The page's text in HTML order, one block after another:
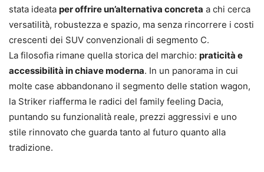
stata ideata per offrire un’alternativa concreta a chi cerca
versatilità, robustezza e spazio, ma senza rincorrere i costi
crescenti dei SUV convenzionali di segmento C.
La filosofia rimane quella storica del marchio: praticità e
accessibilità in chiave moderna. In un panorama in cui
molte case abbandonano il segmento delle station wagon,
la Striker riafferma le radici del family feeling Dacia,
puntando su funzionalità reale, prezzi aggressivi e uno
stile rinnovato che guarda tanto al futuro quanto alla
tradizione.